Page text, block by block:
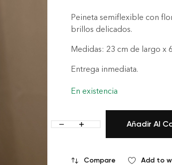
Peineta semiflexible con
brillos delicados.
Medidas: 23 cm de largo x
Entrega inmediata.
En existencia
Añadir Al
Compare Add to